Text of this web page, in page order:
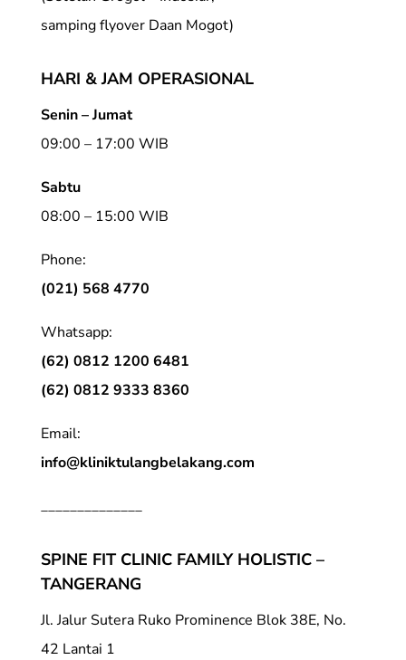
samping flyover Daan Mogot)
HARI & JAM OPERASIONAL
Senin – Jumat
09:00 – 17:00 WIB
Sabtu
08:00 – 15:00 WIB
Phone:
(021) 568 4770
Whatsapp:
(62) 0812 1200 6481
(62) 0812 9333 8360
Email:
info@kliniktulangbelakang.com
______________
SPINE FIT CLINIC FAMILY HOLISTIC –
TANGERANG
Jl. Jalur Sutera Ruko Prominence Blok 38E, No.
42 Lantai 1